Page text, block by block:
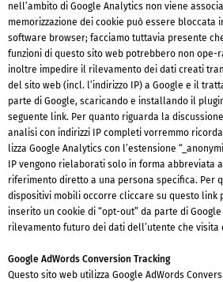
nell’ambito di Google Analytics non viene
memorizzazione dei cookie può essere bloccata
software browser; facciamo tuttavia presente
funzioni di questo sito web potrebbero non ope-
inoltre impedire il rilevamento dei dati creati
del sito web (incl. l’indirizzo IP) a Google e il
parte di Google, scaricando e installando il
seguente link. Per quanto riguarda la
analisi con indirizzi IP completi vorremmo
lizza Google Analytics con l’estensione
IP vengono rielaborati solo in forma abbreviata
riferimento diretto a una persona specifica. Per
dispositivi mobili occorre cliccare su questo link
inserito un cookie di “opt-out” da parte di
rilevamento futuro dei dati dell’utente che visita
Google AdWords Conversion Tracking
Questo sito web utilizza Google AdWords